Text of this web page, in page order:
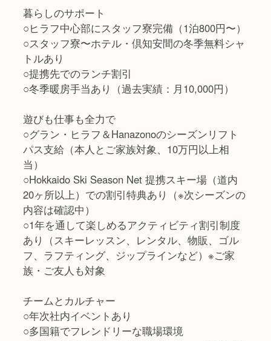
暮らしのサポート
○ヒラフ中心部にスタッフ寮完備（1泊800円〜）
○スタッフ寮〜ホテル・倶知安間の冬季無料シャ
トルあり
○提携先でのランチ割引
○冬季暖房手当あり（過去実績：月10,000円）
遊びも仕事も全力で
○グラン・ヒラフ＆Hanazonoのシーズンリフト
パス支給（本人とご家族対象、10万円以上相
当）
○Hokkaido Ski Season Net 提携スキー場（道内
20ヶ所以上）での割引特典あり（※次シーズンの
内容は確認中）
○1年を通して楽しめるアクティビティ割引制度
あり（スキーレッスン、レンタル、物販、ゴル
フ、ラフティング、ジップラインなど）※ご家
族・ご友人も対象
チームとカルチャー
○年次社内イベントあり
○多国籍でフレンドリーな職場環境